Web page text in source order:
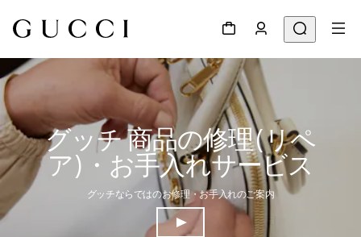
グッチ 商品の修理(リペ
ア)・お手入れサービス
グッチならではのお修理・お手入れのご案内